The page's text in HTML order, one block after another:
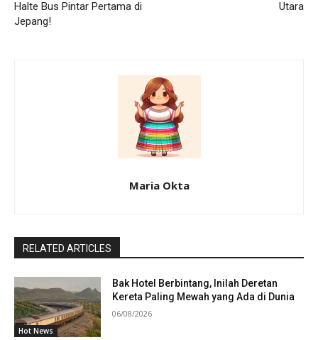
Halte Bus Pintar Pertama di
Jepang!
Utara
Maria Okta
RELATED ARTICLES
Hot News
Bak Hotel Berbintang, Inilah Deretan
Kereta Paling Mewah yang Ada di Dunia
06/08/2026